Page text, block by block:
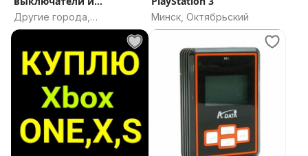
комплектующие
Другие города,
Гомельская область
Минск, Октябрьский